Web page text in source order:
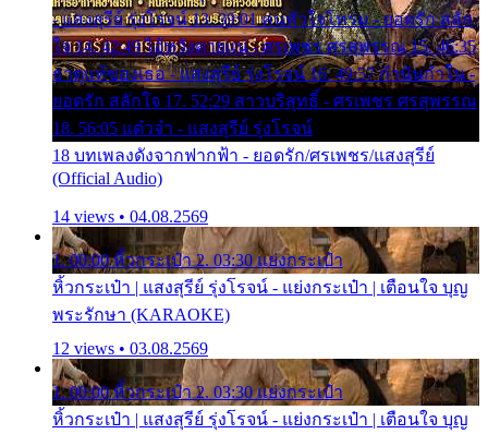
- แสงสุรีย์ รุ่งโรจน์ 13. 39:01 คนหัวใจโทรม - ยอดรัก สลัก
ใจ 14. 42:49 ไอ้หวังตายแน่ - ศรเพชร ศรสุพรรณ 15. 46:35
ธาตุแท้ของเธอ - แสงสุรีย์ รุ่งโรจน์ 16. 49:57 กำนันกำใน -
ยอดรัก สลักใจ 17. 52:29 สาวบริสุทธิ์ - ศรเพชร ศรสุพรรณ
18. 56:05 แต๋วจ๋า - แสงสุรีย์ รุ่งโรจน์
18 บทเพลงดังจากฟากฟ้า - ยอดรัก/ศรเพชร/แสงสุรีย์
(Official Audio)
14 views • 04.08.2569
1. 00:00 หิ้วกระเป๋า 2. 03:30 แย่งกระเป๋า
หิ้วกระเป๋า | แสงสุรีย์ รุ่งโรจน์ - แย่งกระเป๋า | เตือนใจ บุญ
พระรักษา (KARAOKE)
12 views • 03.08.2569
1. 00:00 หิ้วกระเป๋า 2. 03:30 แย่งกระเป๋า
หิ้วกระเป๋า | แสงสุรีย์ รุ่งโรจน์ - แย่งกระเป๋า | เตือนใจ บุญ